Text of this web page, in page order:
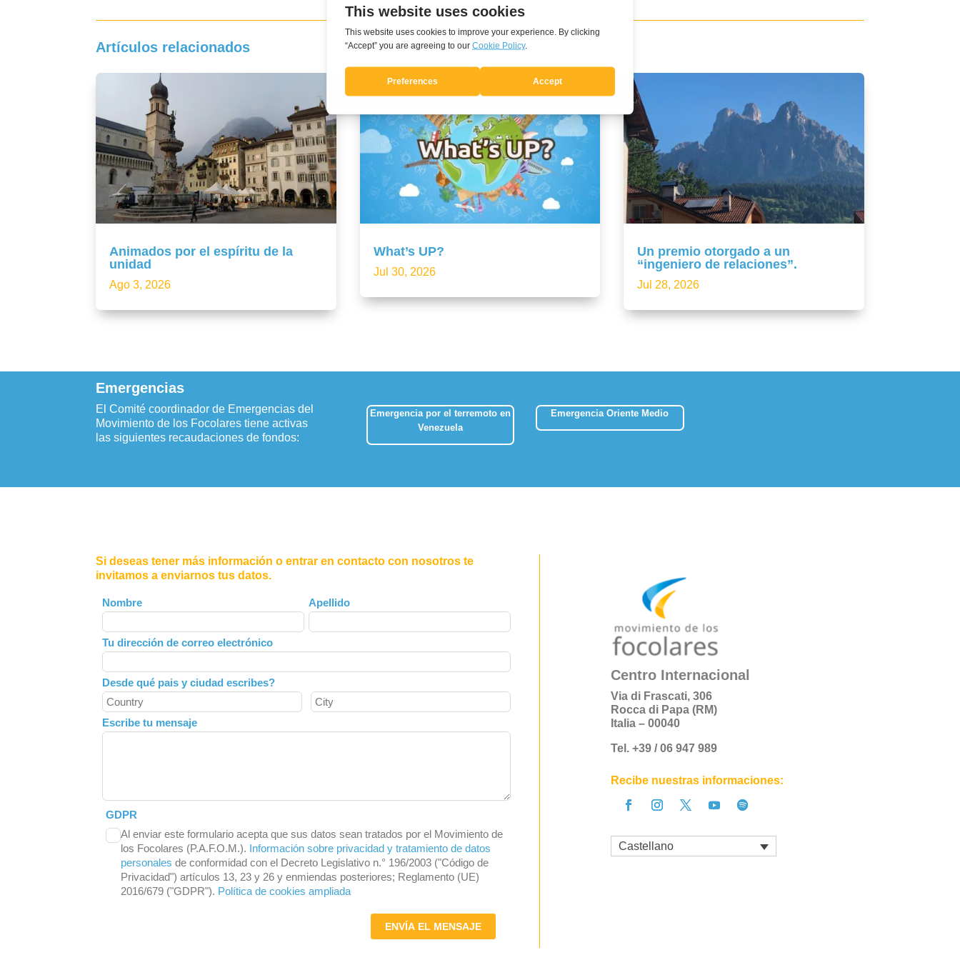
Artículos relacionados
Animados por el espíritu de la
unidad
Ago 3, 2026
What’s UP?
Jul 30, 2026
Un premio otorgado a un
“ingeniero de relaciones”.
Jul 28, 2026
Emergencias
El Comité coordinador de Emergencias del
Movimiento de los Focolares tiene activas
las siguientes recaudaciones de fondos:
Emergencia por el terremoto en
Venezuela
Emergencia Oriente Medio
Si deseas tener más información o entrar en contacto con nosotros te
invitamos a enviarnos tus datos.
Leave
this
field
blank
Nombre Apellido
Tu dirección de correo electrónico
Desde qué pais y ciudad escribes?
Escribe tu mensaje
GDPR
Al enviar este formulario acepta que sus datos sean tratados por el Movimiento de
los Focolares (P.A.F.O.M.). Información sobre privacidad y tratamiento de datos
personales de conformidad con el Decreto Legislativo n.° 196/2003 ("Código de
Privacidad") artículos 13, 23 y 26 y enmiendas posteriores; Reglamento (UE)
2016/679 ("GDPR"). Política de cookies ampliada
ENVÍA EL MENSAJE
Centro Internacional
Via di Frascati, 306
Rocca di Papa (RM)
Italia – 00040
Tel. +39 / 06 947 989
Recibe nuestras informaciones:
Castellano